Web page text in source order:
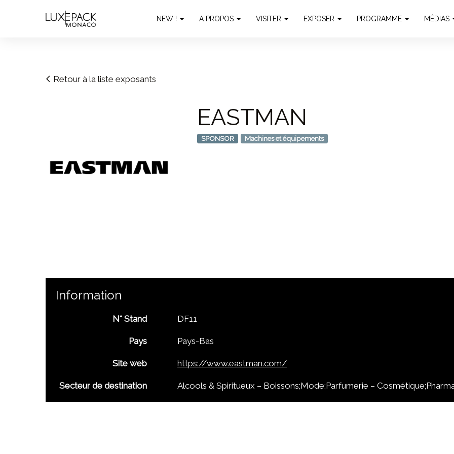
NEW ! A PROPOS VISITER EXPOSER PROGRAMME MÉDIAS
Retour à la liste exposants
EASTMAN
SPONSOR Machines et équipements
Information
N° Stand DF11
Pays Pays-Bas
Site web https://www.eastman.com/
Secteur de destination Alcools & Spiritueux – Boissons;Mode;Parfumerie –